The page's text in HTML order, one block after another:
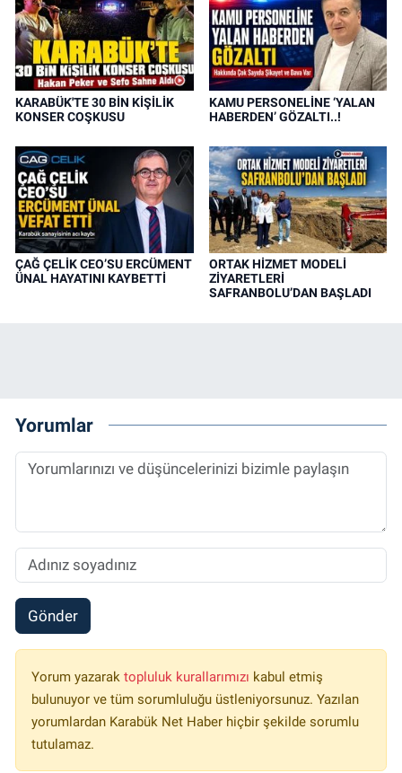
KARABÜK'TE 30 BİN KİŞİLİK
KONSER COŞKUSU
KAMU PERSONELİNE ‘YALAN
HABERDEN’ GÖZALTI..!
ÇAĞ ÇELİK CEO’SU ERCÜMENT
ÜNAL HAYATINI KAYBETTİ
ORTAK HİZMET MODELİ
ZİYARETLERİ
SAFRANBOLU’DAN BAŞLADI
Yorumlar
Gönder
Yorum yazarak topluluk kurallarımızı kabul etmiş
bulunuyor ve tüm sorumluluğu üstleniyorsunuz. Yazılan
yorumlardan Karabük Net Haber hiçbir şekilde sorumlu
tutulamaz.